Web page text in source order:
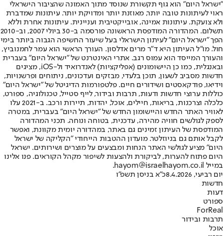
"ישראל היום" הוא גוף תקשורת שנוסד מתוך האמונה שהציבור הישראלי
ראוי לעיתונות טובה יותר, מאוזנת יותר ומדויקת יותר. עיתונות שמדברת
ולא צועקת. עיתונות אמינה, אובייקטיבית ועניינית. עיתונות אחרת וללא
תשלום. המהדורה המודפסת הראשונה פורסמה ב-30 ביולי 2007, וב-2010
הפך "ישראל היום" לעיתון הישראלי בעל שיעור החשיפה הגבוה ביותר בימי
חול. מו"ל העיתון היא ד"ר מרים אדלסון. העורך הראשי הוא עמר לחמנוביץ,
והעורך המייסד הוא עמוס רגב. אתרי האינטרנט של "ישראל היום" בעברית
ובאנגלית, כמו כן היישומונים (אפליקציות) לאנדרואיד ול-iOS, מציגים
חדשות מסביב לשעון, תוכן בלעדי, מבזקים ועדכונים, ניתוחים ופרשנויות,
וידיאו, פודקאסטים ושידורים חיים. פלטפורמות הדיגיטל של "ישראל היום"
כוללות ערוצי חדשות ודעות, תרבות ובידור, לייף סטייל, טכנולוגיה, ספורט,
כלכלה וצרכנות, בריאות, חיילים, אוכל, יהדות, תיירות ורכב. ב-2021 עלו
לאוויר האתר החדש והיישומון החדש של "ישראל היום" בעברית, במטרה
לספק לגולשים חוויה מהירה, עדכנית, בטוחה ונוחה. תכני המהדורה
המודפסת של העיתון זמינים גם באתר, במהדורה יומית מקוונת, ואפשר
לקבל אותם גם בניוזלטר. מועדון ההטבות הייחודי "הקליקה של ישראל
היום" מציע לגולשי האתר הנחות ומבצעים על מוצרים ושירותים. ישראל
היום פתוח להערות, לביקורת ולהצעות לשיפור מקהל הקוראים. פנו אלינו
במייל hayom@israelhayom.co.il.
יום רביעי, 8.4.2026
כ"א בניסן תשפ"ו
חדשות
דעות
ספורט
ForReal
תרבות ובידור
אוכל